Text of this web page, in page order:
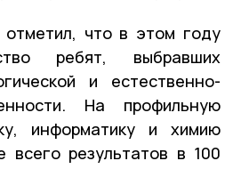
что в этом году
ребят, выбравших
и естественно-
На профильную
информатику и химию
всего результатов в 100